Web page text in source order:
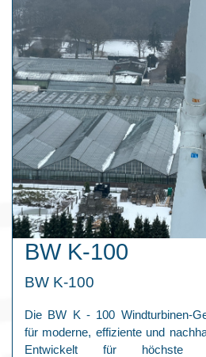
BW K-100
BW K-100
Die BW K - 100 Windturbinen-
für moderne, effiziente und
Entwickelt für höchste